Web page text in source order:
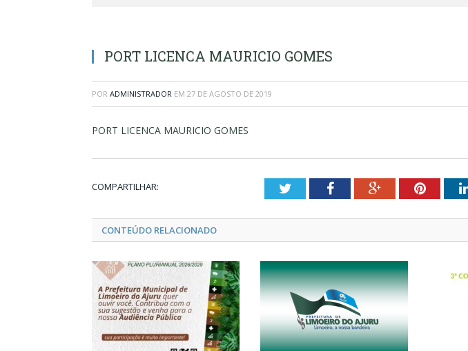
PORT LICENCA MAURICIO GOMES
POR ADMINISTRADOR EM 27 DE AGOSTO DE 2019
PORT LICENCA MAURICIO GOMES
COMPARTILHAR: TwitterFacebookGoogle+
CONTEÚDO RELACIONADO